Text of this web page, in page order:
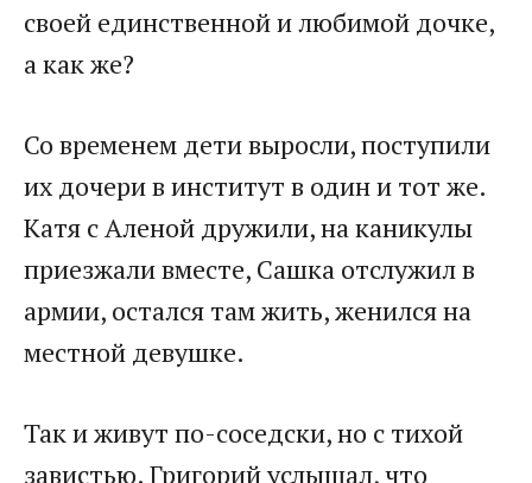
своей единственной и любимой дочке,
а как же?
Со временем дети выросли, поступили
их дочери в институт в один и тот же.
Катя с Аленой дружили, на каникулы
приезжали вместе, Сашка отслужил в
армии, остался там жить, женился на
местной девушке.
Так и живут по-соседски, но с тихой
завистью. Григорий услышал, что